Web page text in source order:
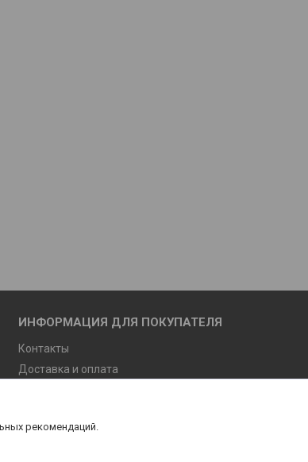
ИНФОРМАЦИЯ ДЛЯ ПОКУПАТЕЛЯ
Контакты
Доставка и оплата
рекомендаций.